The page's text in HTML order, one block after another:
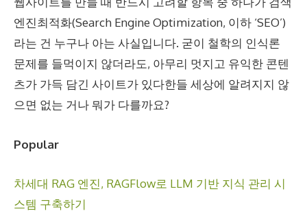
엔진최적화(Search Engine Optimization, 이하 ‘SEO’)
라는 건 누구나 아는 사실입니다. 굳이 철학의 인식론
문제를 들먹이지 않더라도, 아무리 멋지고 유익한 콘텐
츠가 가득 담긴 사이트가 있다한들 세상에 알려지지 않
으면 없는 거나 뭐가 다를까요?
Popular
차세대 RAG 엔진, RAGFlow로 LLM 기반 지식 관리 시
스템 구축하기